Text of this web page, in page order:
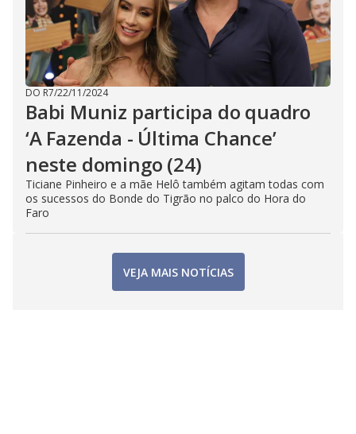
DO R7/22/11/2024
Babi Muniz participa do quadro
‘A Fazenda - Última Chance’
neste domingo (24)
Ticiane Pinheiro e a mãe Helô também agitam todas com
os sucessos do Bonde do Tigrão no palco do Hora do
Faro
VEJA MAIS NOTÍCIAS